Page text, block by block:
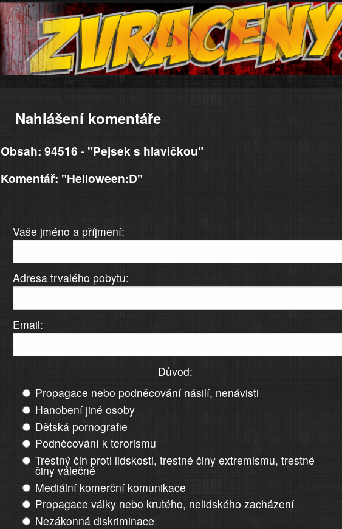
Nahlášení komentáře
Obsah: 94516 - "Pejsek s hlavičkou"
Komentář: "Helloween:D"
Vaše jméno a příjmení:
Adresa trvalého pobytu:
Email:
Důvod:
Propagace nebo podněcování násilí, nenávisti
Hanobení jiné osoby
Dětská pornografie
Podněcování k terorismu
Trestný čin proti lidskosti, trestné činy extremismu, trestné
činy válečné
Mediální komerční komunikace
Propagace války nebo krutého, nelidského zacházení
Nezákonná diskriminace